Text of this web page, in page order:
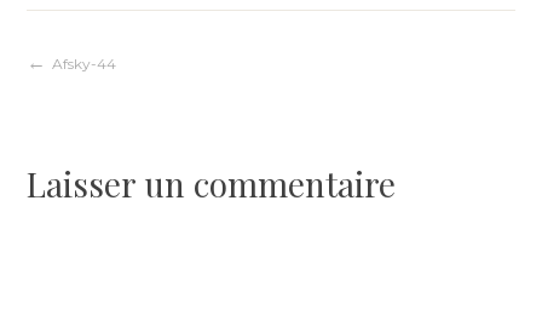
Navigation
l’article
Afsky-44
Laisser un commentaire